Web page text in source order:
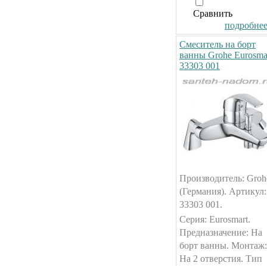
Сравнить
Смеситель на борт
ванны Grohe
33303 001
Производитель:
(Германия). Артикул:
33303 001.
Серия: Eurosmart.
Предназначение: На
борт ванны. Монтаж:
На 2 отверстия. Тип